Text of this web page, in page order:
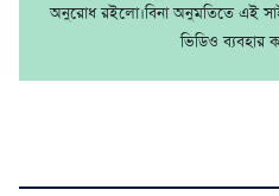
অনুরোধ রইলো।বিনা অনুমতিতে এই
ভিডিও ব্যবহার